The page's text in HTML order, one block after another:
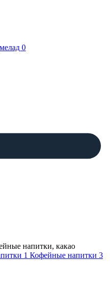
0
напитки, какао
1 Кофейные напитки 3